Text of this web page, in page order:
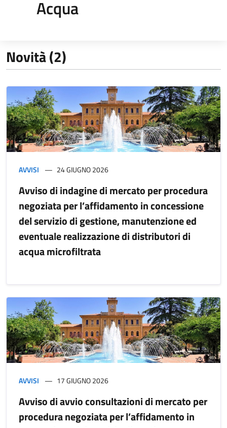
Acqua
Novità (2)
AVVISI 24 GIUGNO 2026
Avviso di indagine di mercato per procedura
negoziata per l’affidamento in concessione
del servizio di gestione, manutenzione ed
eventuale realizzazione di distributori di
acqua microfiltrata
AVVISI 17 GIUGNO 2026
Avviso di avvio consultazioni di mercato per
procedura negoziata per l’affidamento in